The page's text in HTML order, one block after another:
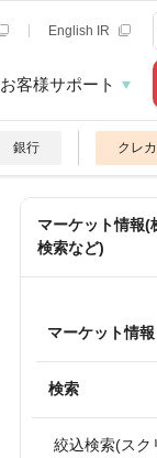
English IR
お客様サポート
銀行 クレ
マーケット情報(
検索など)
マーケット情
検索
絞込検索(スク